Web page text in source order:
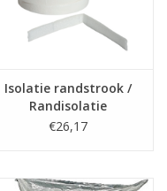
Isolatie randstrook /
Randisolatie
€26,17